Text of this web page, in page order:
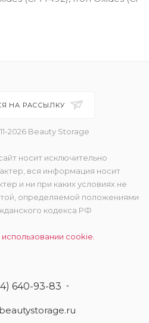
НА РАССЫЛКУ
2026 Beauty Storage
носит исключительно
вся информация носит
и ни при каких условиях не
определяемой положениями
кодекса РФ
cookie.
640-93-83